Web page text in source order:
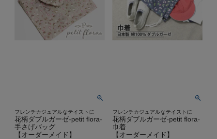
フレンチカジュアルなテイストに
花柄ダブルガーゼ-petit flora-
手さげバッグ
【オーダーメイド】
フレンチカジュアルなテイストに
花柄ダブルガーゼ-petit flora-
巾着
【オーダーメイド】